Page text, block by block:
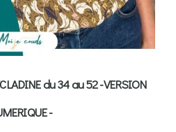
du 34 au 52 -VERSION
-